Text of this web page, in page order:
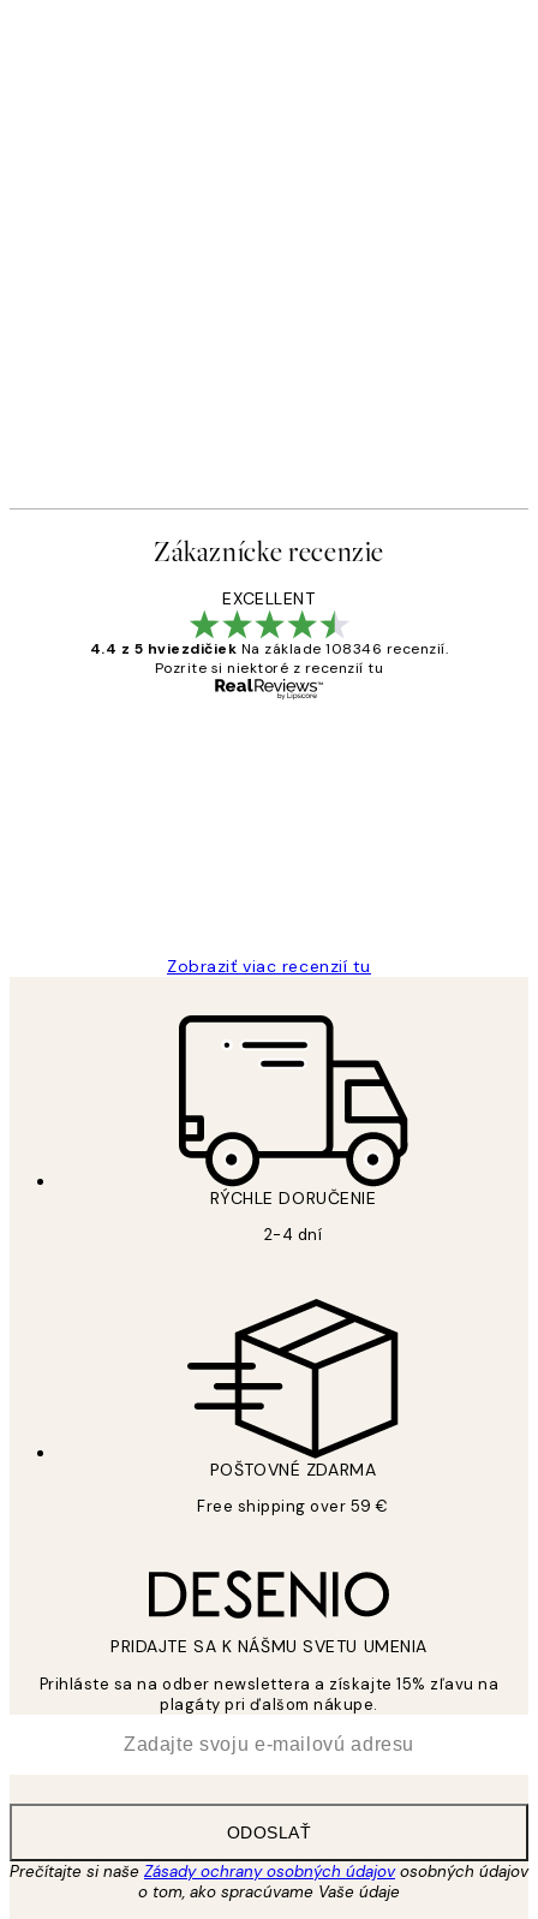
Zákaznícke recenzie
EXCELLENT
4.4 z 5 hviezdičiek Na základe 108346 recenzií.
Pozrite si niektoré z recenzií tu
Zobraziť viac recenzií tu
RÝCHLE DORUČENIE
2-4 dní
POŠTOVNÉ ZDARMA
Free shipping over 59 €
PRIDAJTE SA K NÁŠMU SVETU UMENIA
Prihláste sa na odber newslettera a získajte 15% zľavu na
plagáty pri ďalšom nákupe.
ODOSLAŤ
Prečítajte si naše Zásady ochrany osobných údajovosobných údajov
o tom, ako spracúvame Vaše údaje